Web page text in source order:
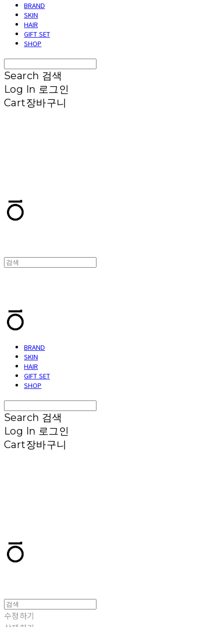
BRAND
SKIN
HAIR
GIFT SET
SHOP
Search 검색
Log In 로그인
Cart장바구니
BRAND
SKIN
HAIR
GIFT SET
SHOP
Search 검색
Log In 로그인
Cart장바구니
수정하기